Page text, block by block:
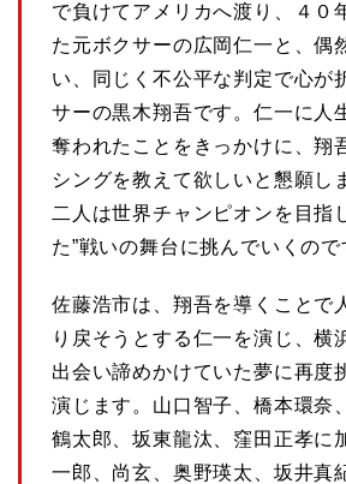
で負けてアメリカへ渡り、４０
た元ボクサーの広岡仁一と、偶
い、同じく不公平な判定で心が
サーの黒木翔吾です。仁一に人
奪われたことをきっかけに、翔
シングを教えて欲しいと懇願し
二人は世界チャンピオンを目指
た”戦いの舞台に挑んでいくので
佐藤浩市は、翔吾を導くことで
り戻そうとする仁一を演じ、横
出会い諦めかけていた夢に再度
演じます。山口智子、橋本環奈
鶴太郎、坂東龍汰、窪田正孝に
一郎、尚玄、奥野瑛太、坂井真